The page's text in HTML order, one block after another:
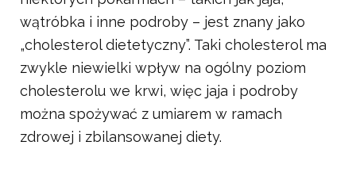
wątróbka i inne podroby – jest znany jako
„cholesterol dietetyczny”. Taki cholesterol ma
zwykle niewielki wpływ na ogólny poziom
cholesterolu we krwi, więc jaja i podroby
można spożywać z umiarem w ramach
zdrowej i zbilansowanej diety.